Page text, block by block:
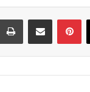
‫X بينتيريستمشاركة عبر البريد